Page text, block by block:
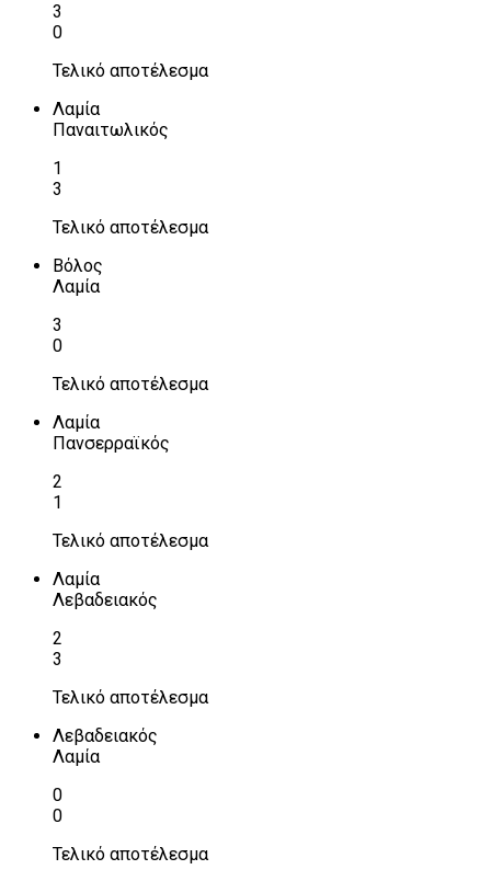
3
0
Τελικό αποτέλεσμα
Λαμία
Παναιτωλικός
1
3
Τελικό αποτέλεσμα
Βόλος
Λαμία
3
0
Τελικό αποτέλεσμα
Λαμία
Πανσερραϊκός
2
1
Τελικό αποτέλεσμα
Λαμία
Λεβαδειακός
2
3
Τελικό αποτέλεσμα
Λεβαδειακός
Λαμία
0
0
Τελικό αποτέλεσμα